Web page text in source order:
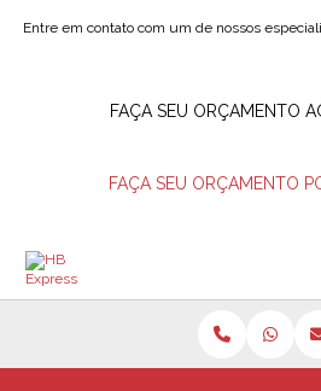
Entre em contato com um de nossos
FAÇA SEU ORÇAMENTO
FAÇA SEU ORÇAMENTO